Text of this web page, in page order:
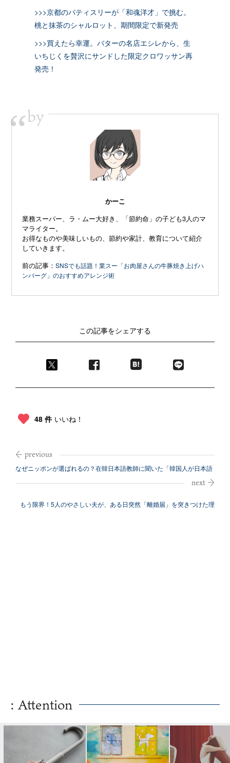
>>>京都のパティスリーが「和魂洋才」で挑む。
桃と抹茶のシャルロット、期間限定で新発売
>>>買えたら幸運。バターの名店エシレから、生
いちじくを贅沢にサンドした限定クロワッサン再
発売！
“by
かーこ
業務スーパー、ラ・ムー大好き、「節約命」の子ども3人のマ
マライター。
お得なものや美味しいもの、節約や家計、教育について紹介
していきます。
前の記事：SNSでも話題！業スー「お肉屋さんの牛豚焼き上げハ
ンバーグ」のおすすめアレンジ術
この記事をシェアする
48 件 いいね！
なぜニッポンが選ばれるの？在韓日本語教師に聞いた「韓国人が日本語
もう限界！5人のやさしい夫が、ある日突然「離婚届」を突きつけた理
: Attention